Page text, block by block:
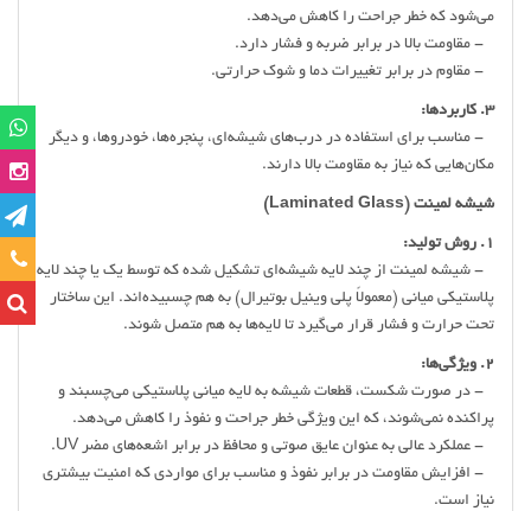
می‌شود که خطر جراحت را کاهش می‌دهد.
- مقاومت بالا در برابر ضربه و فشار دارد.
- مقاوم در برابر تغییرات دما و شوک حرارتی.
3. کاربردها:
- مناسب برای استفاده در درب‌های شیشه‌ای، پنجره‌ها، خودروها، و دیگر
مکان‌هایی که نیاز به مقاومت بالا دارند.
شیشه لمینت (Laminated Glass)
1. روش تولید:
- شیشه لمینت از چند لایه شیشه‌ای تشکیل شده که توسط یک یا چند لایه
پلاستیکی میانی (معمولاً پلی وینیل بوتیرال) به هم چسبیده‌اند. این ساختار
تحت حرارت و فشار قرار می‌گیرد تا لایه‌ها به هم متصل شوند.
2. ویژگی‌ها:
- در صورت شکست، قطعات شیشه به لایه میانی پلاستیکی می‌چسبند و
پراکنده نمی‌شوند، که این ویژگی خطر جراحت و نفوذ را کاهش می‌دهد.
- عملکرد عالی به عنوان عایق صوتی و محافظ در برابر اشعه‌های مضر UV.
- افزایش مقاومت در برابر نفوذ و مناسب برای مواردی که امنیت بیشتری
نیاز است.